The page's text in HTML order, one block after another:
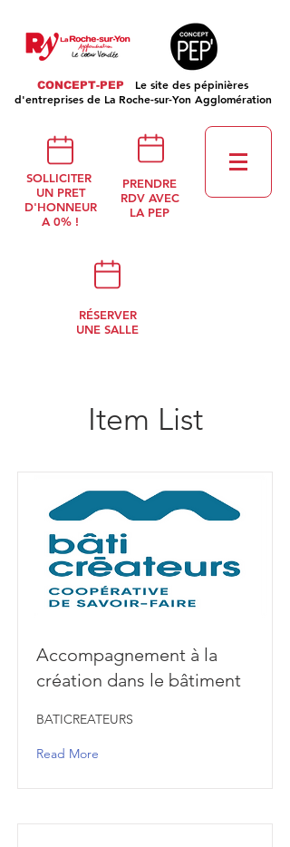
CONCEPT-PEP
Le site des pépinières
d'entreprises de La Roche-sur-Yon Agglomération
SOLLICITER
UN PRET
D'HONNEUR
A 0% !
PRENDRE
RDV AVEC
LA PEP
RÉSERVER
UNE SALLE
Item List
Accompagnement à la
création dans le bâtiment
BATICREATEURS
Read More